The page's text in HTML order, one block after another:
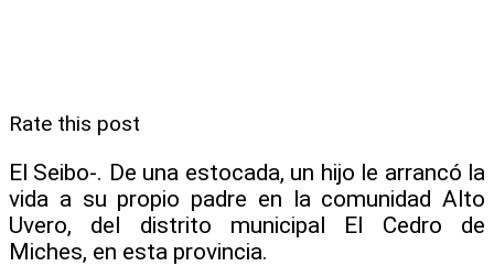
Rate this post
El Seibo-. De una estocada, un hijo le arrancó la
vida a su propio padre en la comunidad Alto
Uvero, del distrito municipal El Cedro de
Miches, en esta provincia.